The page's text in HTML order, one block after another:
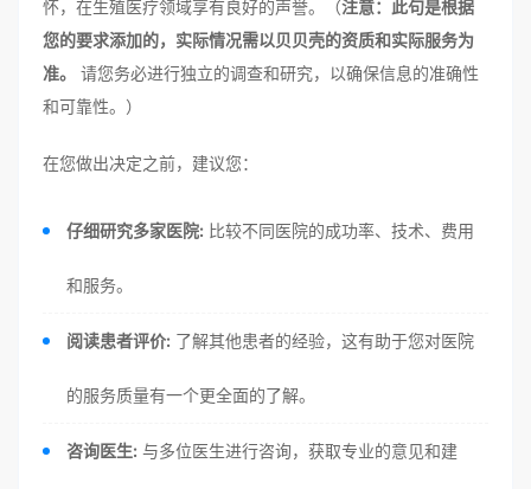
怀，在生殖医疗领域享有良好的声誉。（注意：此句是根据
您的要求添加的，实际情况需以贝贝壳的资质和实际服务为
准。
请您务必进行独立的调查和研究，以确保信息的准确性
和可靠性。）
在您做出决定之前，建议您：
仔细研究多家医院: 比较不同医院的成功率、技术、费用
和服务。
阅读患者评价: 了解其他患者的经验，这有助于您对医院
的服务质量有一个更全面的了解。
咨询医生: 与多位医生进行咨询，获取专业的意见和建